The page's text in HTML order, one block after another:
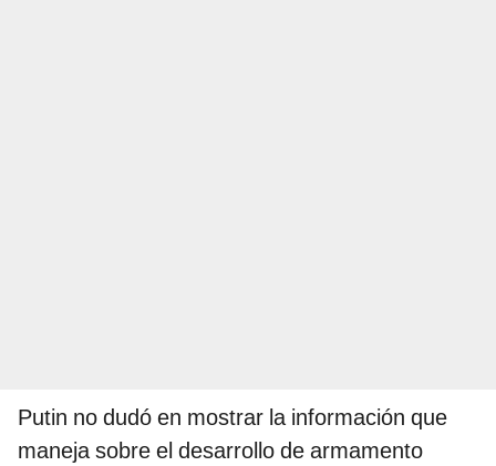
Putin no dudó en mostrar la información que
maneja sobre el desarrollo de armamento